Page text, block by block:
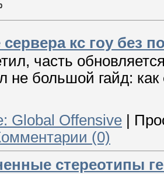
кс гоу без
часть
не большой гайд: как
Global Offensive |
(0)
стереотипы